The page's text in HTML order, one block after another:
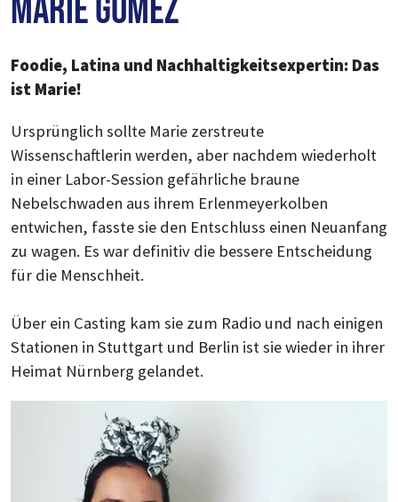
Marie Gomez
Foodie, Latina und Nachhaltigkeitsexpertin: Das
ist Marie!
Ursprünglich sollte Marie zerstreute
Wissenschaftlerin werden, aber nachdem wiederholt
in einer Labor-Session gefährliche braune
Nebelschwaden aus ihrem Erlenmeyerkolben
entwichen, fasste sie den Entschluss einen Neuanfang
zu wagen. Es war definitiv die bessere Entscheidung
für die Menschheit.
Über ein Casting kam sie zum Radio und nach einigen
Stationen in Stuttgart und Berlin ist sie wieder in ihrer
Heimat Nürnberg gelandet.